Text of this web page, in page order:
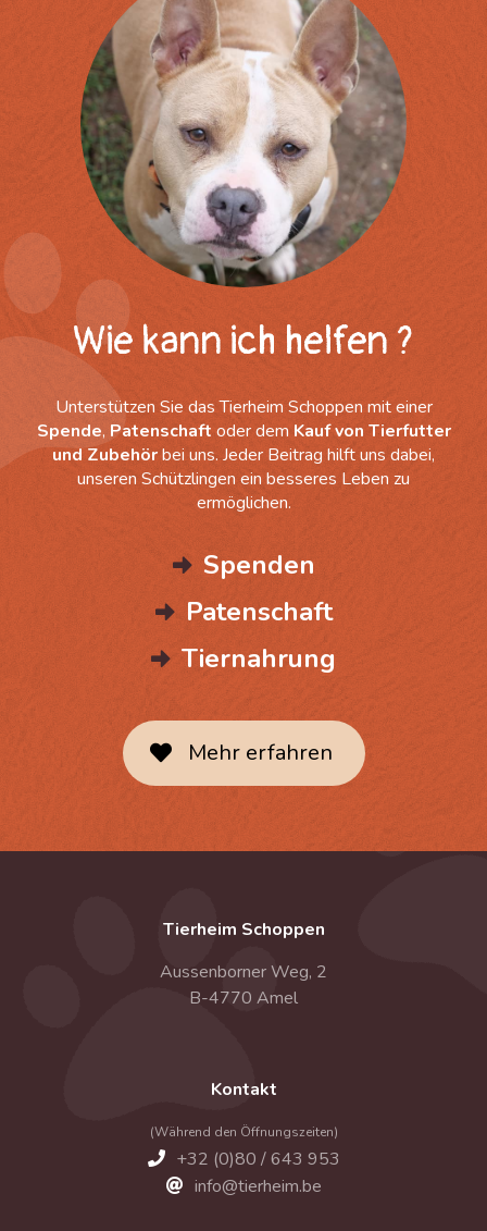
Wie kann ich helfen ?
Unterstützen Sie das Tierheim Schoppen mit einer
Spende, Patenschaft oder dem Kauf von Tierfutter
und Zubehörbei uns. Jeder Beitrag hilft uns dabei,
unseren Schützlingen ein besseres Leben zu
ermöglichen.
Spenden
Patenschaft
Tiernahrung
Mehr erfahren
Tierheim Schoppen
Aussenborner Weg, 2
B-4770 Amel
Kontakt
(Während den Öffnungszeiten)
+32 (0)80 / 643 953
info@tierheim.be